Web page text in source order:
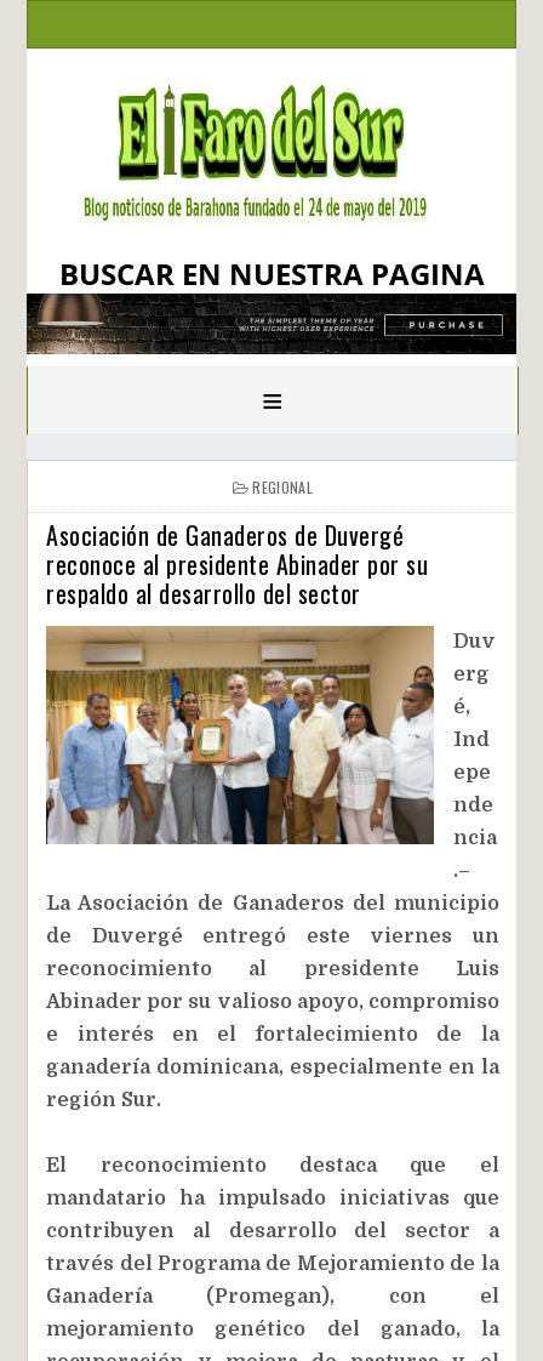
BUSCAR EN NUESTRA PAGINA
≡
REGIONAL
Asociación de Ganaderos de Duvergé
reconoce al presidente Abinader por su
respaldo al desarrollo del sector
Duv
erg
é,
Ind
epe
nde
ncia
.–
La Asociación de Ganaderos del municipio
de Duvergé entregó este viernes un
reconocimiento al presidente Luis
Abinader por su valioso apoyo, compromiso
e interés en el fortalecimiento de la
ganadería dominicana, especialmente en la
región Sur.
El reconocimiento destaca que el
mandatario ha impulsado iniciativas que
contribuyen al desarrollo del sector a
través del Programa de Mejoramiento de la
Ganadería (Promegan), con el
mejoramiento genético del ganado, la